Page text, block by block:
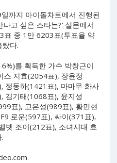
까지 아이돌차트에서 진행된
고 싶은 스타는?' 설문에서
표 중 1만 6203표(투표율 약
다.
를 획득한 가수 박창근이
스 지효(2054표), 장윤정
정동하(1421표), 마마무 화사
김기태(1068표), 윤지성
표), 고은성(989표), 황민현
로운(597표), 싸이(371표),
벳 조이(212표), 소녀시대 효